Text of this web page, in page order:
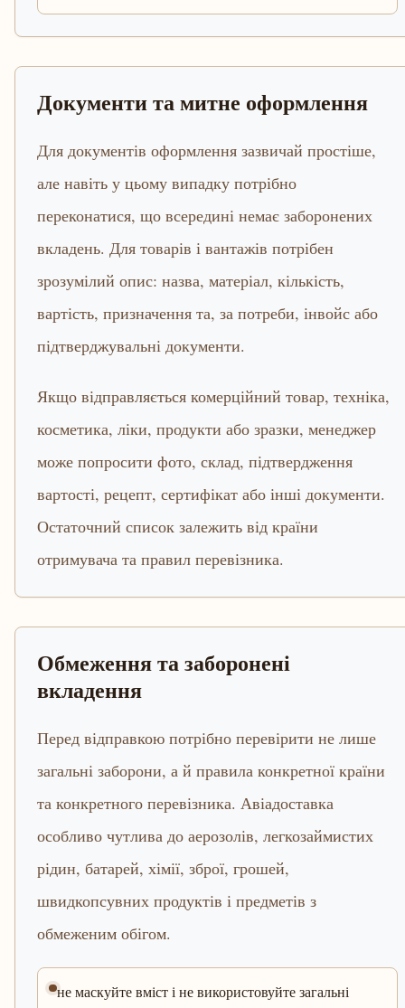
Документи та митне оформлення
Для документів оформлення зазвичай простіше,
але навіть у цьому випадку потрібно
переконатися, що всередині немає заборонених
вкладень. Для товарів і вантажів потрібен
зрозумілий опис: назва, матеріал, кількість,
вартість, призначення та, за потреби, інвойс або
підтверджувальні документи.
Якщо відправляється комерційний товар, техніка,
косметика, ліки, продукти або зразки, менеджер
може попросити фото, склад, підтвердження
вартості, рецепт, сертифікат або інші документи.
Остаточний список залежить від країни
отримувача та правил перевізника.
Обмеження та заборонені
вкладення
Перед відправкою потрібно перевірити не лише
загальні заборони, а й правила конкретної країни
та конкретного перевізника. Авіадоставка
особливо чутлива до аерозолів, легкозаймистих
рідин, батарей, хімії, зброї, грошей,
швидкопсувних продуктів і предметів з
обмеженим обігом.
не маскуйте вміст і не використовуйте загальні